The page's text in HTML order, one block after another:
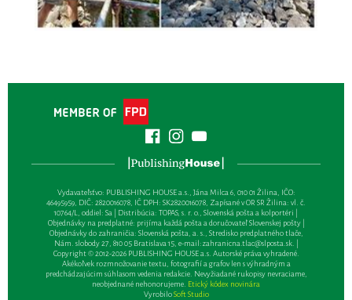
Vydavateľsťvo: PUBLISHING HOUSE a.s., Jána Milca 6, 010 01 Žilina, IČO:
46495959, DIČ: 2820016078, IČ DPH: SK2820016078, Zapísané v OR SR Žilina: vl. č.
10764/L, oddiel: Sa | Distribúcia: TOPAS, s. r. o., Slovenská pošta a kolportéri |
Objednávky na predplatné: prijíma každá pošta a doručovateľ Slovenskej pošty |
Objednávky do zahraničia: Slovenská pošta, a. s., Stredisko predplatného tlače,
Nám. slobody 27, 810 05 Bratislava 15, e-mail:zahranicna.tlac@slposta.sk. |
Copyright © 2012-2026 PUBLISHING HOUSE a.s. Autorské práva vyhradené.
Akékoľvek rozmnožovanie textu, fotografií a grafov len s výhradným a
predchádzajúcim súhlasom vedenia redakcie. Nevyžiadané rukopisy nevraciame,
neobjednané nehonorujeme. Etický kódex novinára
VyrobiloSoft Studio